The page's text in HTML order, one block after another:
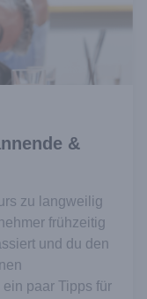
&
zu langweilig
frühzeitig
und du den
paar Tipps für